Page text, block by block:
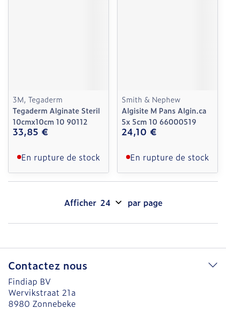
3M, Tegaderm
Tegaderm Alginate Steril
10cmx10cm 10 90112
33,85 €
En rupture de stock
Smith & Nephew
Algisite M Pans Algin.ca
5x 5cm 10 66000519
24,10 €
En rupture de stock
Afficher par page
Contactez nous
Findiap BV
Wervikstraat 21a
8980 Zonnebeke